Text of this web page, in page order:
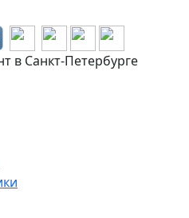
в Санкт-Петербурге